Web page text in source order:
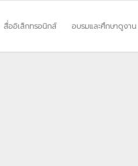
สื่ออิเล็กทรอนิกส์ อบรมและศึกษาดูงาน